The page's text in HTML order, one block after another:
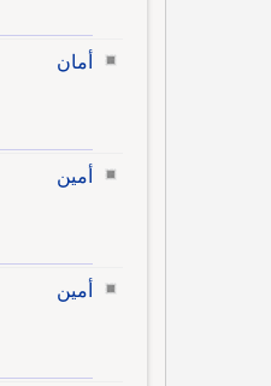
أمان
أمين
أمين